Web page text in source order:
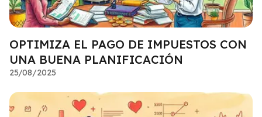
OPTIMIZA EL PAGO DE IMPUESTOS CON
UNA BUENA PLANIFICACIÓN
25/08/2025